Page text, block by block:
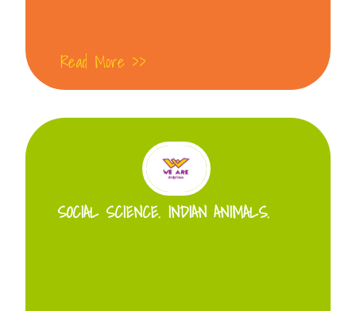
Read More >>
SOCIAL SCIENCE. INDIAN ANIMALS.